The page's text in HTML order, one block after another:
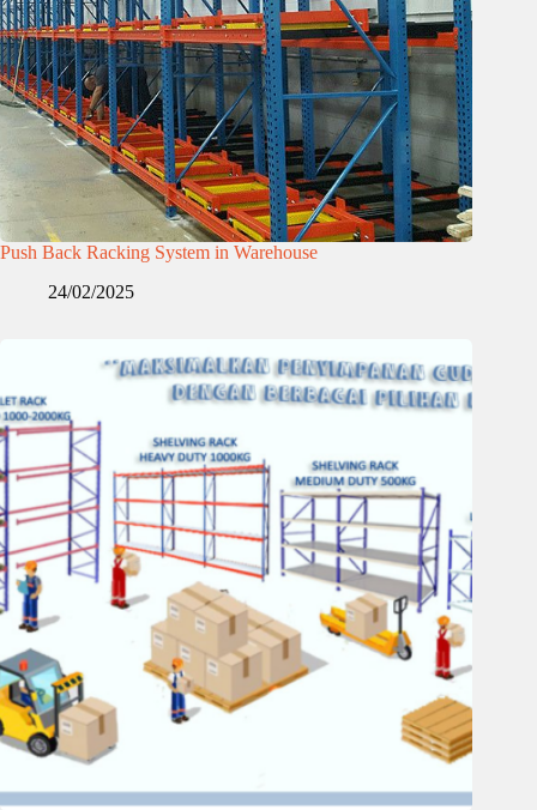
Push Back Racking System in Warehouse
24/02/2025